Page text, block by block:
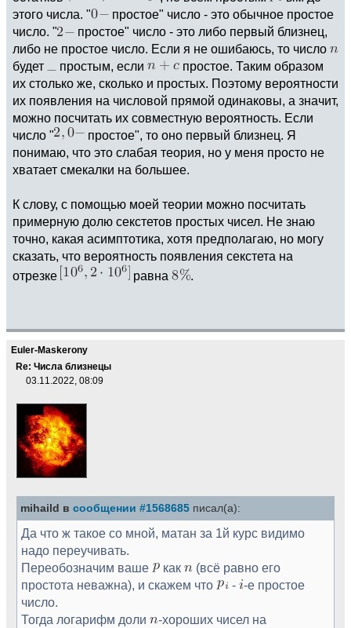
этого числа. "
простое" число - это обычное простое
число. "
простое" число - это либо первый близнец,
либо не простое число. Если я не ошибаюсь, то число
будет
простым, если
простое. Таким образом
их столько же, сколько и простых. Поэтому вероятности
их появления на числовой прямой одинаковы, а значит,
можно посчитать их совместную вероятность. Если
число "
простое", то оно первый близнец. Я
понимаю, что это слабая теория, но у меня просто не
хватает смекалки на большее.
К слову, с помощью моей теории можно посчитать
примерную долю секстетов простых чисел. Не знаю
точно, какая асимптотика, хотя предполагаю, но могу
сказать, что вероятность появления секстета на
отрезке
равна
Euler-Maskerony
Re: Числа близнецы
03.11.2022, 08:09
mihaild в сообщении #1568685 писал(а):
Да что ж такое со мной, матан за 1й курс видимо
надо переучивать.
Переобозначим ваше
как
(всё равно его
простота неважна), и скажем что
- -е простое
число.
Тогда логарифм доли
-хороших чисел на